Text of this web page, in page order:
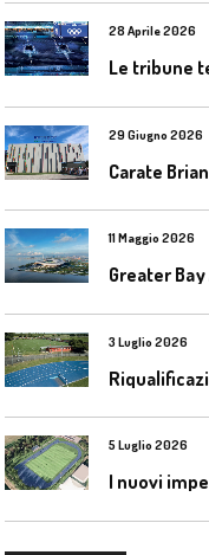
28 Aprile 2026
29 Giugno 2026
11 Maggio 2026
Greater
3 Luglio 2026
5 Luglio 2026
I nuovi